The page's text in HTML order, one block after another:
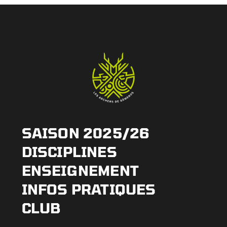
SAISON 2025/26
DISCIPLINES
ENSEIGNEMENT
INFOS PRATIQUES
CLUB